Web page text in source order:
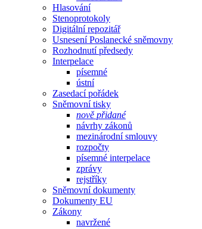
Hlasování
Stenoprotokoly
Digitální repozitář
Usnesení Poslanecké sněmovny
Rozhodnutí předsedy
Interpelace
písemné
ústní
Zasedací pořádek
Sněmovní tisky
nově přidané
návrhy zákonů
mezinárodní smlouvy
rozpočty
písemné interpelace
zprávy
rejstříky
Sněmovní dokumenty
Dokumenty EU
Zákony
navržené